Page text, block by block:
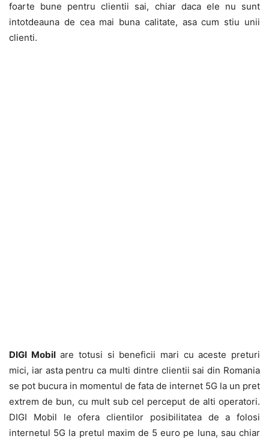
foarte bune pentru clientii sai, chiar daca ele nu sunt
intotdeauna de cea mai buna calitate, asa cum stiu unii
clienti.
DIGI Mobilare totusi si beneficii mari cu aceste preturi
mici, iar asta pentru ca multi dintre clientii sai din Romania
se pot bucura in momentul de fata de internet 5G la un pret
extrem de bun, cu mult sub cel perceput de alti operatori.
DIGI Mobil le ofera clientilor posibilitatea de a folosi
internetul 5G la pretul maxim de 5 euro pe luna, sau chiar